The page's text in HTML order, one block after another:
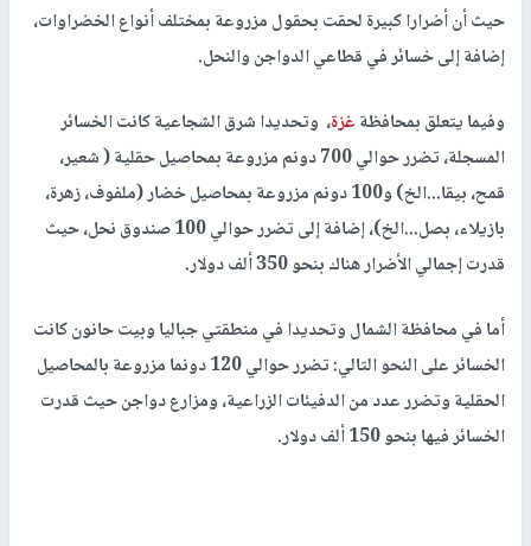
حيث أن أضرارا كبيرة لحقت بحقول مزروعة بمختلف أنواع الخضراوات،
إضافة إلى خسائر في قطاعي الدواجن والنحل.
وفيما يتعلق بمحافظةغزة، وتحديدا شرق الشجاعية كانت الخسائر
المسجلة، تضرر حوالي 700 دونم مزروعة بمحاصيل حقلية ( شعير،
قمح، بيقا...الخ) و100 دونم مزروعة بمحاصيل خضار (ملفوف، زهرة،
بازيلاء، بصل...الخ)، إضافة إلى تضرر حوالي 100 صندوق نحل، حيث
قدرت إجمالي الأضرار هناك بنحو 350 ألف دولار.
أما في محافظة الشمال وتحديدا في منطقتي جباليا وبيت حانون كانت
الخسائر على النحو التالي: تضرر حوالي 120 دونما مزروعة بالمحاصيل
الحقلية وتضرر عدد من الدفيئات الزراعية، ومزارع دواجن حيث قدرت
الخسائر فيها بنحو 150 ألف دولار.